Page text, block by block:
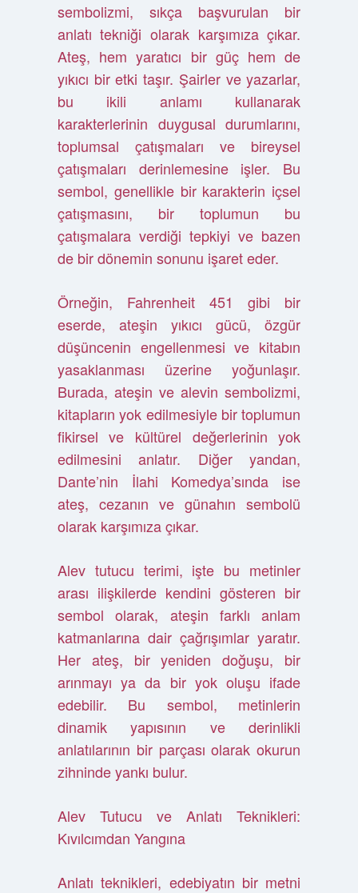
sembolizmi, sıkça başvurulan bir
anlatı tekniği olarak karşımıza çıkar.
Ateş, hem yaratıcı bir güç hem de
yıkıcı bir etki taşır. Şairler ve yazarlar,
bu ikili anlamı kullanarak
karakterlerinin duygusal durumlarını,
toplumsal çatışmaları ve bireysel
çatışmaları derinlemesine işler. Bu
sembol, genellikle bir karakterin içsel
çatışmasını, bir toplumun bu
çatışmalara verdiği tepkiyi ve bazen
de bir dönemin sonunu işaret eder.
Örneğin, Fahrenheit 451 gibi bir
eserde, ateşin yıkıcı gücü, özgür
düşüncenin engellenmesi ve kitabın
yasaklanması üzerine yoğunlaşır.
Burada, ateşin ve alevin sembolizmi,
kitapların yok edilmesiyle bir toplumun
fikirsel ve kültürel değerlerinin yok
edilmesini anlatır. Diğer yandan,
Dante’nin İlahi Komedya’sında ise
ateş, cezanın ve günahın sembolü
olarak karşımıza çıkar.
Alev tutucu terimi, işte bu metinler
arası ilişkilerde kendini gösteren bir
sembol olarak, ateşin farklı anlam
katmanlarına dair çağrışımlar yaratır.
Her ateş, bir yeniden doğuşu, bir
arınmayı ya da bir yok oluşu ifade
edebilir. Bu sembol, metinlerin
dinamik yapısının ve derinlikli
anlatılarının bir parçası olarak okurun
zihninde yankı bulur.
Alev Tutucu ve Anlatı Teknikleri:
Kıvılcımdan Yangına
Anlatı teknikleri, edebiyatın bir metni